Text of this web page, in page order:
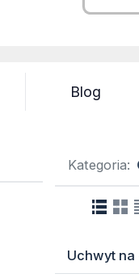
Blog
Kategoria:
Uchwyt na